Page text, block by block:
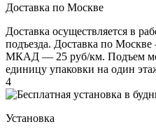
Доставка по Москве
Доставка осуществляется в
подъезда. Доставка по Москве
МКАД — 25 руб/км. Подъем
единицу упаковки на один
4
Установка